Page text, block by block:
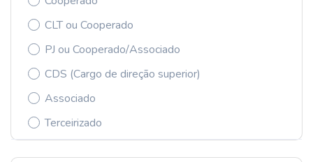
CLT ou Cooperado
PJ ou Cooperado/Associado
CDS (Cargo de direção superior)
Associado
Terceirizado